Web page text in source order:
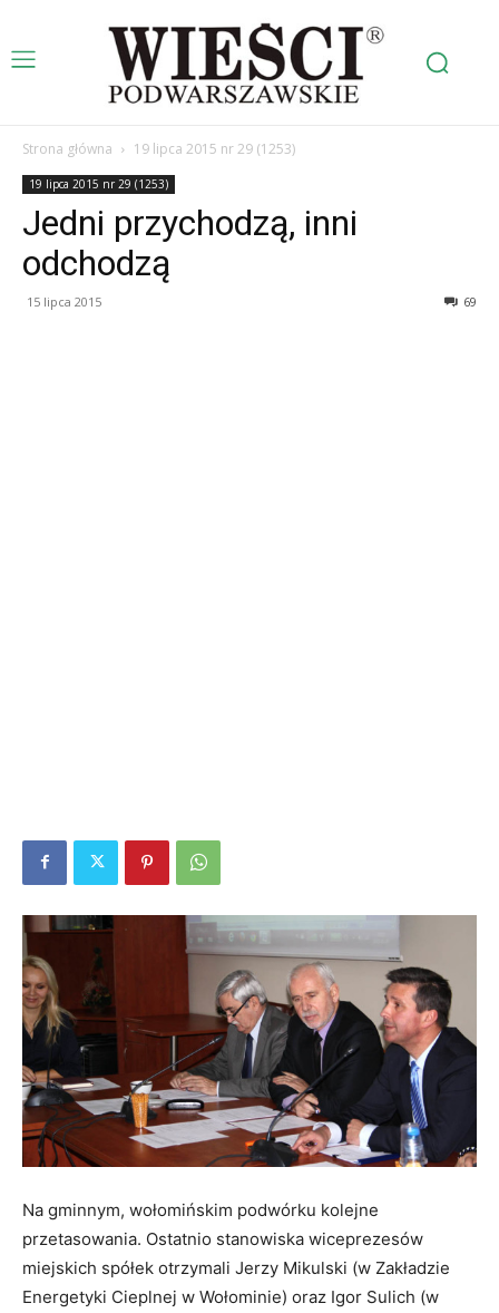
Strona główna 19 lipca 2015 nr 29 (1253)
19 lipca 2015 nr 29 (1253)
Jedni przychodzą, inni
odchodzą
15 lipca 2015 69
Na gminnym, wołomińskim podwórku kolejne
przetasowania. Ostatnio stanowiska wiceprezesów
miejskich spółek otrzymali Jerzy Mikulski (w Zakładzie
Energetyki Cieplnej w Wołominie) oraz Igor Sulich (w